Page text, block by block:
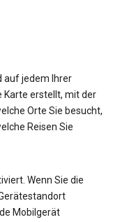
auf jedem Ihrer
Karte erstellt, mit der
Orte Sie besucht,
Reisen Sie
Wenn Sie die
Mobilgerät